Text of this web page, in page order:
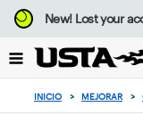
Enfoque
desde
botón
volver
New!Lost your
INICIO > MEJORAR >